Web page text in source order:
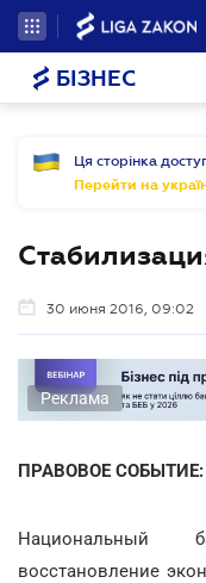
БІЗНЕС
Ця сторінка
Перейти на
30 июня 2016, 09:02
Реклама
ПРАВОВОЕ СОБЫТИЕ:
Национальный
восстановление